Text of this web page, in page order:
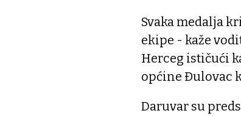
Svaka medalja
ekipe - kaže
Herceg ističući
općine Đulovac
Daruvar su